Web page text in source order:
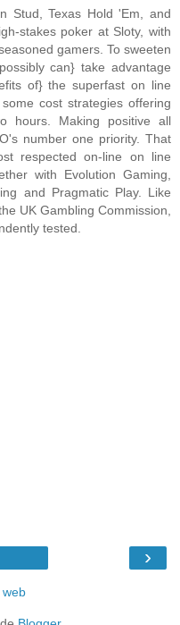
Stud, Texas Hold 'Em, and
stakes poker at Sloty, with
gamers. To sweeten
can} take advantage
of} the superfast on line
cost strategies offering
hours. Making positive all
number one priority. That
respected on-line on line
with Evolution Gaming,
and Pragmatic Play. Like
UK Gambling Commission,
tested.
›